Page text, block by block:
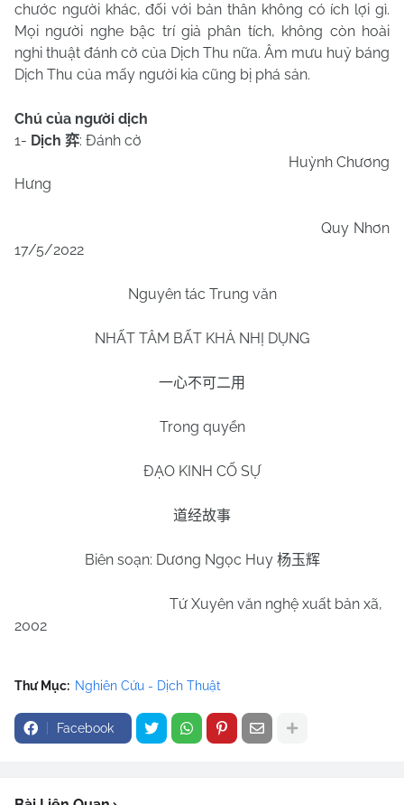
chước người khác, đối với bản thân không có ích lợi gì.
Mọi người nghe bậc trí giả phân tích, không còn hoài
nghi thuật đánh cờ của Dịch Thu nữa. Âm mưu huỷ báng
Dịch Thu của mấy người kia cũng bị phá sản.
Chú của người dịch
1- Dịch 弈: Đánh cờ
Huỳnh Chương
Hưng
Quy Nhơn
17/5/2022
Nguyên tác Trung văn
NHẤT TÂM BẤT KHẢ NHỊ DỤNG
一心不可二用
Trong quyển
ĐẠO KINH CỐ SỰ
道经故事
Biên soạn: Dương Ngọc Huy 杨玉辉
Tứ Xuyên văn nghệ xuất bản xã,
2002
Thư Mục: Nghiên Cứu - Dịch Thuật
Facebook